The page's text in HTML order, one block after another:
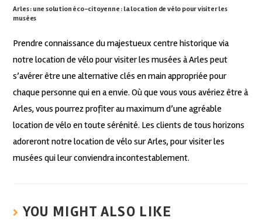
Arles : une solution éco-citoyenne : la location de vélo pour visiter les
musées
Prendre connaissance du majestueux centre historique via
notre location de vélo pour visiter les musées à Arles peut
s’avérer être une alternative clés en main appropriée pour
chaque personne qui en a envie. Où que vous vous avériez être à
Arles, vous pourrez profiter au maximum d’une agréable
location de vélo en toute sérénité. Les clients de tous horizons
adoreront notre location de vélo sur Arles, pour visiter les
musées qui leur conviendra incontestablement.
YOU MIGHT ALSO LIKE